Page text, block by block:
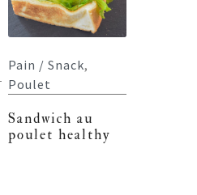
Pain / Snack,
Poulet
Sandwich au
poulet healthy